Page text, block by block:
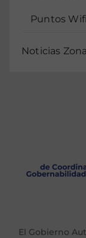
Puntos Wifi
Noticias
El Gobierno